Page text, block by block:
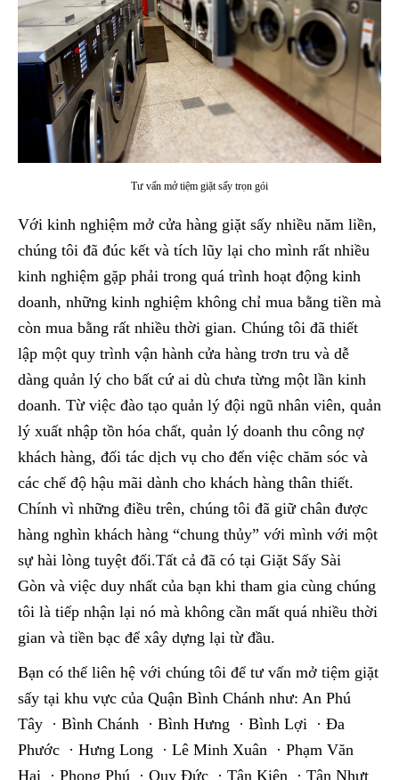
Tư vấn mở tiệm giặt sấy trọn gói
Với kinh nghiệm mở cửa hàng giặt sấy nhiều năm liền,
chúng tôi đã đúc kết và tích lũy lại cho mình rất nhiều
kinh nghiệm gặp phải trong quá trình hoạt động kinh
doanh, những kinh nghiệm không chỉ mua bằng tiền mà
còn mua bằng rất nhiều thời gian. Chúng tôi đã thiết
lập một quy trình vận hành cửa hàng trơn tru và dễ
dàng quản lý cho bất cứ ai dù chưa từng một lần kinh
doanh. Từ việc đào tạo quản lý đội ngũ nhân viên, quản
lý xuất nhập tồn hóa chất, quản lý doanh thu công nợ
khách hàng, đối tác dịch vụ cho đến việc chăm sóc và
các chế độ hậu mãi dành cho khách hàng thân thiết.
Chính vì những điều trên, chúng tôi đã giữ chân được
hàng nghìn khách hàng “chung thủy” với mình với một
sự hài lòng tuyệt đối.Tất cả đã có tại Giặt Sấy Sài
Gòn và việc duy nhất của bạn khi tham gia cùng chúng
tôi là tiếp nhận lại nó mà không cần mất quá nhiều thời
gian và tiền bạc để xây dựng lại từ đầu.
Bạn có thể liên hệ với chúng tôi để tư vấn mở tiệm giặt
sấy tại khu vực của Quận Bình Chánh như: An Phú
Tây · Bình Chánh · Bình Hưng · Bình Lợi · Đa
Phước · Hưng Long · Lê Minh Xuân · Phạm Văn
Hai · Phong Phú · Quy Đức · Tân Kiên · Tân Nhựt